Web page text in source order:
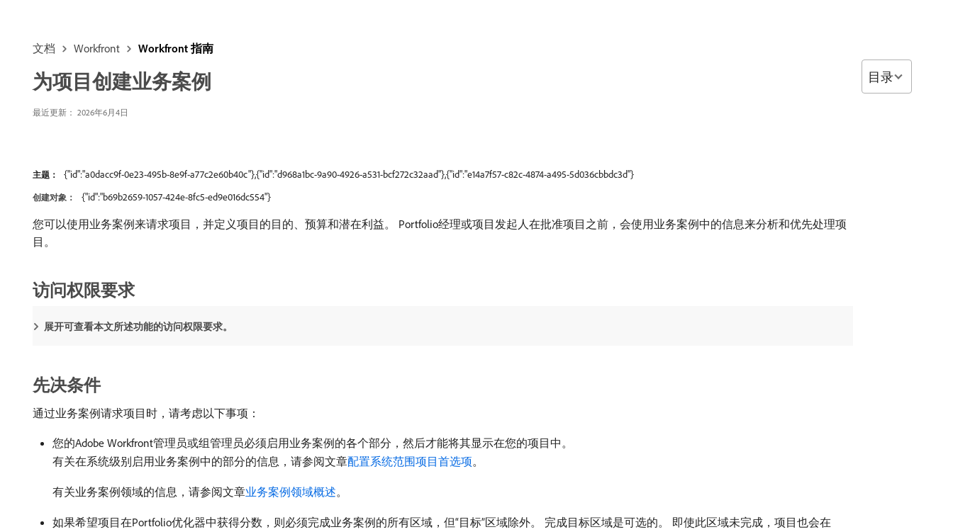
文档 Workfront Workfront 指南
为项目创建业务案例
最近更新： 2026年6月4日
主题： {"id":"a0dacc9f-0e23-495b-8e9f-a77c2e60b40c"},{"id":"d968a1bc-9a90-4926-a531-bcf272c32aad"},{"id":"e14a7f57-c82c-4874-a495-5d036cbbdc3d"}
创建对象： {"id":"b69b2659-1057-424e-8fc5-ed9e016dc554"}
您可以使用业务案例来请求项目，并定义项目的目的、预算和潜在利益。 Portfolio经理或项目发起人在批准项目之前，会使用业务案例中的信息来分析和优先处理项
目。
访问权限要求
展开可查看本文所述功能的访问权限要求。
先决条件
通过业务案例请求项目时，请考虑以下事项：
您的Adobe Workfront管理员或组管理员必须启用业务案例的各个部分，然后才能将其显示在您的项目中。
有关在系统级别启用业务案例中的部分的信息，请参阅文章配置系统范围项目首选项。
有关业务案例领域的信息，请参阅文章业务案例领域概述。
如果希望项目在Portfolio优化器中获得分数，则必须完成业务案例的所有区域，但“目标”区域除外。 完成目标区域是可选的。 即使此区域未完成，项目也会在
目录